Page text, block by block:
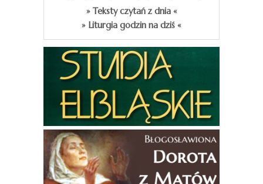
» Teksty czytań z dnia «
» Liturgia godzin na dziś «